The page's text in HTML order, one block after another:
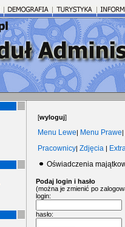
[wyloguj]
Menu Lewe| Menu Prawe|
Pracownicy| Zdjęcia |
Oświadczenia
Podaj login i hasło
(można je zmienić po
login:
hasło: